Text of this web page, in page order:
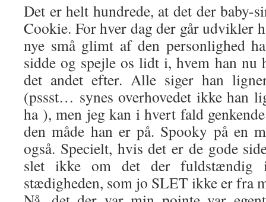
Det er helt hundrede, at det der baby-
Cookie. For hver dag der går udvikler
nye små glimt af den personlighed
sidde og spejle os lidt i, hvem han nu
det andet efter. Alle siger han
(pssst… synes overhovedet ikke han
ha ), men jeg kan i hvert fald
den måde han er på. Spooky på en
også. Specielt, hvis det er de gode
slet ikke om det der fuldstændig
stædigheden, som jo SLET ikke er fra